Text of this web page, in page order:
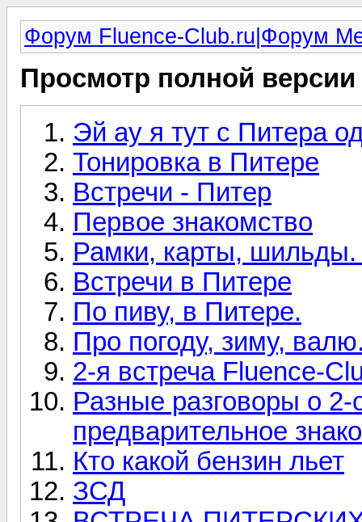
Форум Fluence-Club.ru|Форум
Просмотр полной
Эй ау я тут с Питера
Тонировка в Питере
Встречи - Питер
Первое знакомство
Рамки, карты,
Встречи в Питере
По пиву, в Питере.
Про погоду, зиму,
2-я встреча Fluence-
Разные разговоры о
предварительное
Кто какой бензин льет
ЗСД